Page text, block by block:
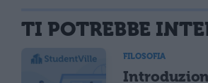
TI POTREBBE
FILOSOFIA